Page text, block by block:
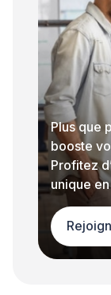
Plus que
booste
Profitez
unique